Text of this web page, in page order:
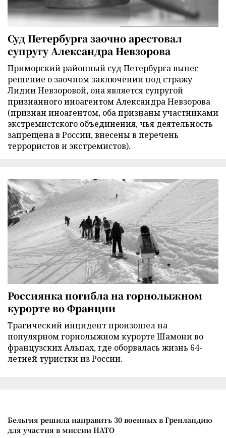
Суд Петербурга заочно арестовал
супругу Александра Невзорова
Приморский районный суд Петербурга вынес
решение о заочном заключении под стражу
Лидии Невзоровой, она является супругой
признанного иноагентом Александра Невзорова
(признан иноагентом, оба признаны участниками
экстремистского объединения, чья деятельность
запрещена в России, внесены в перечень
террористов и экстремистов).
Россиянка погибла на горнолыжном
курорте во Франции
Трагический инцидент произошел на
популярном горнолыжном курорте Шамони во
французских Альпах, где оборвалась жизнь 64-
летней туристки из России.
Бельгия решила направить 30 военных в Гренландию
для участия в миссии НАТО